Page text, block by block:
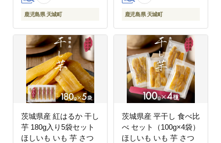
鹿児島県 天城町 鹿児島県 天城町
茨城県産 紅はるか 干し
芋 180g入り5袋セット
ほしいも いも 芋 さつ
茨城県産 平干し 食べ比
べ セット（100g×4袋）
ほしいも いも 芋 さつ